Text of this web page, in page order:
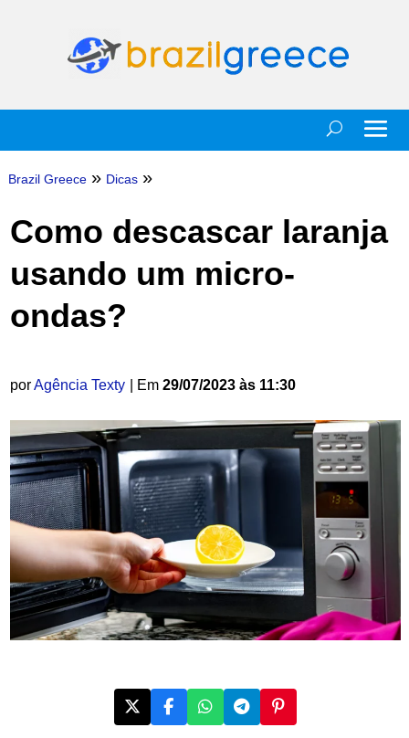
Brazil Greece » Dicas »
Como descascar laranja
usando um micro-
ondas?
porAgência Texty | Em 29/07/2023 às 11:30